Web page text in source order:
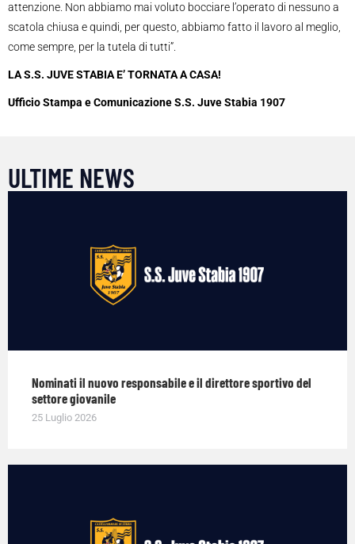
attenzione. Non abbiamo mai voluto bocciare l’operato di nessuno a
scatola chiusa e quindi, per questo, abbiamo fatto il lavoro al meglio,
come sempre, per la tutela di tutti”.
LA S.S. JUVE STABIA E’ TORNATA A CASA!
Ufficio Stampa e Comunicazione S.S. Juve Stabia 1907
ULTIME NEWS
Nominati il nuovo responsabile e il direttore sportivo del
settore giovanile
25 Luglio 2026